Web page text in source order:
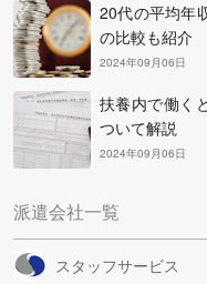
20代の平均年
の比較も紹介
2024年09月06日
扶養内で働く
ついて解説
2024年09月06日
派遣会社一覧
スタッフサービス